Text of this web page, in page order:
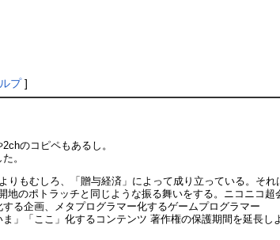
プ]
のコピペもあるし。
。
りもむしろ、「贈与経済」によって成り立っている。そ
のポトラッチと同じような振る舞いをする。ニコニコ超
する企画、メタプログラマー化するゲームプログラマー
ま」「ここ」化するコンテンツ 著作権の保護期間を延長